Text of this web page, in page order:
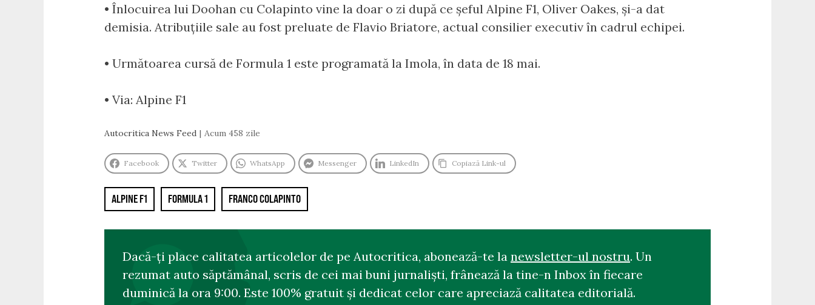
• Înlocuirea lui Doohan cu Colapinto vine la doar o zi după ce șeful Alpine F1, Oliver Oakes, și-a dat
demisia. Atribuțiile sale au fost preluate de Flavio Briatore, actual consilier executiv în cadrul echipei.
• Următoarea cursă de Formula 1 este programată la Imola, în data de 18 mai.
• Via: Alpine F1
Autocritica News Feed Acum 458 zile
Facebook Twitter WhatsApp Messenger LinkedIn Copiază Link-ul
ALPINE F1 FORMULA 1 FRANCO COLAPINTO
Dacă-ți place calitatea articolelor de pe Autocritica, abonează-te la newsletter-ul nostru. Un
rezumat auto săptămânal, scris de cei mai buni jurnaliști, frânează la tine-n Inbox în fiecare
duminică la ora 9:00. Este 100% gratuit și dedicat celor care apreciază calitatea editorială.